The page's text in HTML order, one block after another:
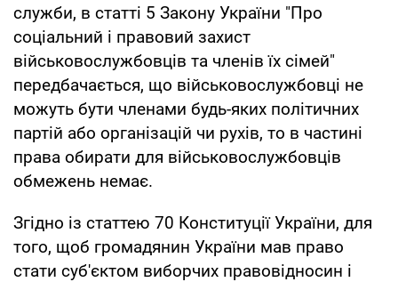
служби, в статті 5 Закону України "Про
соціальний і правовий захист
військовослужбовців та членів їх сімей"
передбачається, що військовослужбовці не
можуть бути членами будь-яких політичних
партій або організацій чи рухів, то в частині
права обирати для військовослужбовців
обмежень немає.
Згідно із статтею 70 Конституції України, для
того, щоб громадянин України мав право
стати суб'єктом виборчих правовідносин і